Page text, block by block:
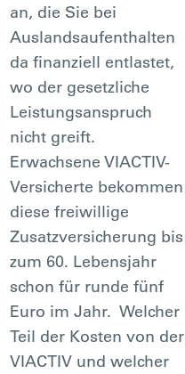
an, die Sie bei
Auslandsaufenthalten
da finanziell entlastet,
wo der gesetzliche
Leistungsanspruch
nicht greift.
Erwachsene VIACTIV-
Versicherte bekommen
diese freiwillige
Zusatzversicherung bis
zum 60. Lebensjahr
schon für runde fünf
Euro im Jahr. Welcher
Teil der Kosten von der
VIACTIV und welcher